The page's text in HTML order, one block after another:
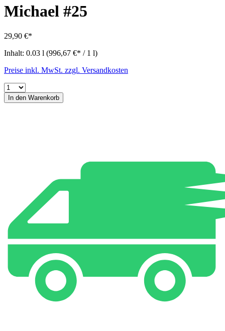
Michael #25
29,90 €*
Inhalt: 0.03 l (996,67 €* / 1 l)
Preise inkl. MwSt. zzgl. Versandkosten
In den Warenkorb